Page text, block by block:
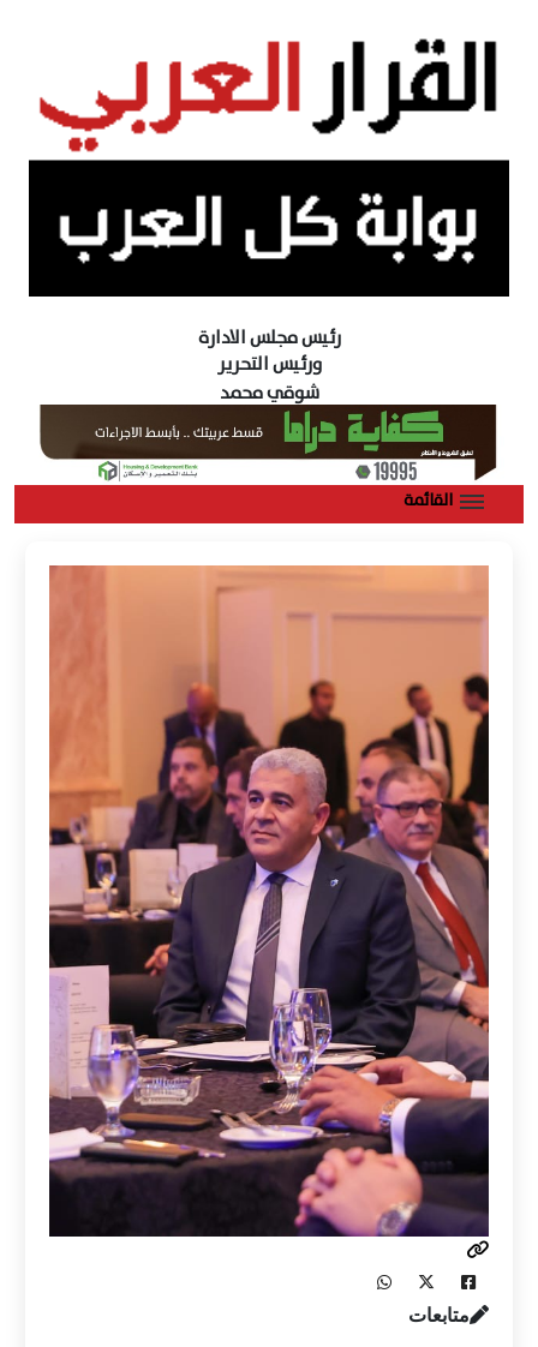
رئيس مجلس الادارة
ورئيس التحرير
شوقي محمد
القائمة
متابعات